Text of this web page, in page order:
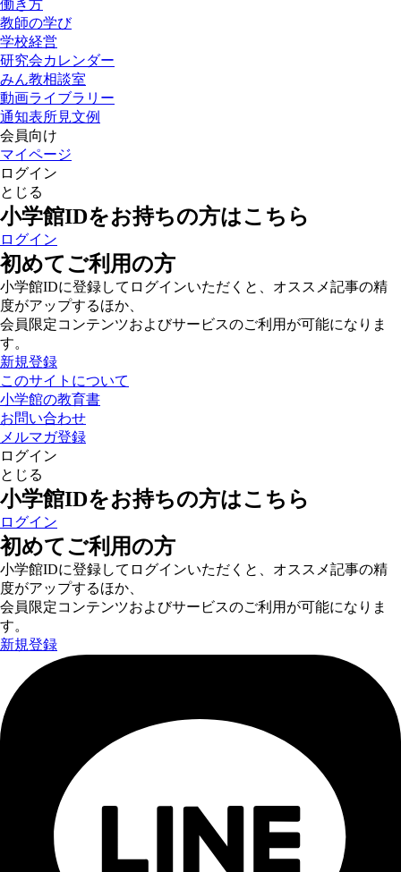
働き方
教師の学び
学校経営
研究会カレンダー
みん教相談室
動画ライブラリー
通知表所見文例
会員向け
マイページ
ログイン
とじる
小学館IDをお持ちの方はこちら
ログイン
初めてご利用の方
小学館IDに登録してログインいただくと、オススメ記事の精
度がアップするほか、
会員限定コンテンツおよびサービスのご利用が可能になりま
す。
新規登録
このサイトについて
小学館の教育書
お問い合わせ
メルマガ登録
ログイン
とじる
小学館IDをお持ちの方はこちら
ログイン
初めてご利用の方
小学館IDに登録してログインいただくと、オススメ記事の精
度がアップするほか、
会員限定コンテンツおよびサービスのご利用が可能になりま
す。
新規登録